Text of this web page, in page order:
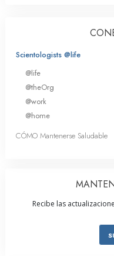
Scientologists @life
@life
@theOrg
@work
@home
CÓMO Mantenerse Saludable
Recibe las